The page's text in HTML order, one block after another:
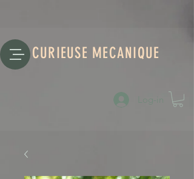
CURIEUSE MECANIQUE
Log-in